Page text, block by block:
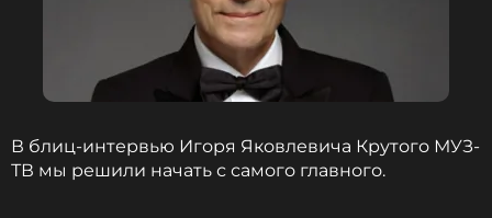
В блиц-интервью Игоря Яковлевича Крутого МУЗ-
ТВ мы решили начать с самого главного.